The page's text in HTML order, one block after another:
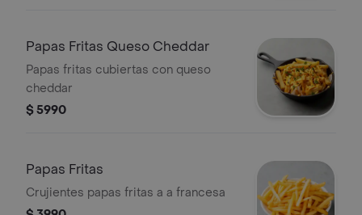
Papas Fritas Queso Cheddar
Papas fritas cubiertas con queso
cheddar
$ 5990
Papas Fritas
Crujientes papas fritas a a francesa